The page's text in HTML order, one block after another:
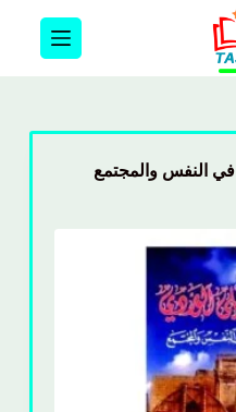
في النفس والمجتمع